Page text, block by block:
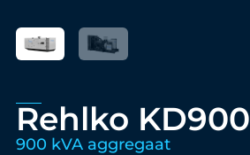
Rehlko KD900
900 kVA aggregaat